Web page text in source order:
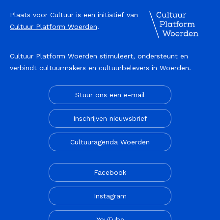
bijeenkomst
Plaats voor Cultuur is een initiatief van
Cultuur Platform Woerden.
Cultuur Platform Woerden stimuleert, ondersteunt en
verbindt cultuurmakers en cultuurbelevers in Woerden.
Stuur ons een e-mail
Inschrijven nieuwsbrief
Cultuuragenda Woerden
Facebook
Instagram